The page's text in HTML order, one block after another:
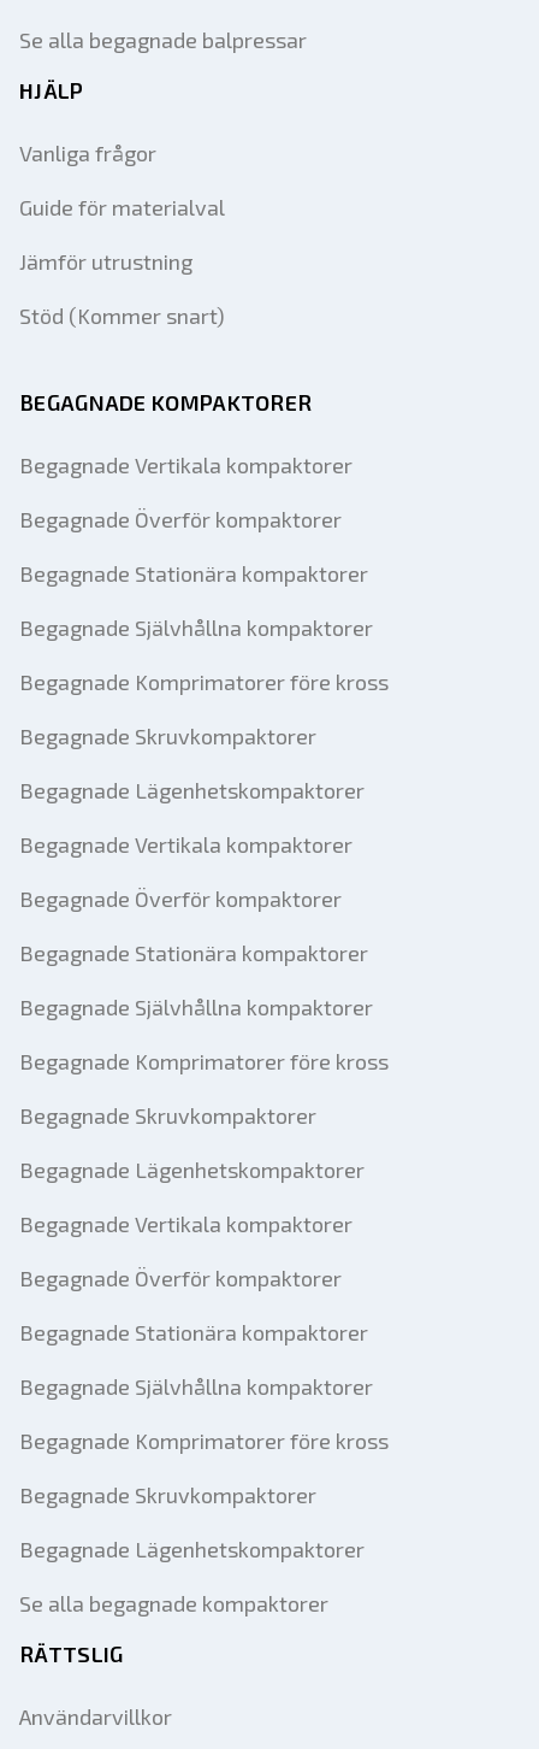
Se alla begagnade balpressar
HJÄLP
Vanliga frågor
Guide för materialval
Jämför utrustning
Stöd (Kommer snart)
BEGAGNADE KOMPAKTORER
Begagnade Vertikala kompaktorer
Begagnade Överför kompaktorer
Begagnade Stationära kompaktorer
Begagnade Självhållna kompaktorer
Begagnade Komprimatorer före kross
Begagnade Skruvkompaktorer
Begagnade Lägenhetskompaktorer
Begagnade Vertikala kompaktorer
Begagnade Överför kompaktorer
Begagnade Stationära kompaktorer
Begagnade Självhållna kompaktorer
Begagnade Komprimatorer före kross
Begagnade Skruvkompaktorer
Begagnade Lägenhetskompaktorer
Begagnade Vertikala kompaktorer
Begagnade Överför kompaktorer
Begagnade Stationära kompaktorer
Begagnade Självhållna kompaktorer
Begagnade Komprimatorer före kross
Begagnade Skruvkompaktorer
Begagnade Lägenhetskompaktorer
Se alla begagnade kompaktorer
RÄTTSLIG
Användarvillkor